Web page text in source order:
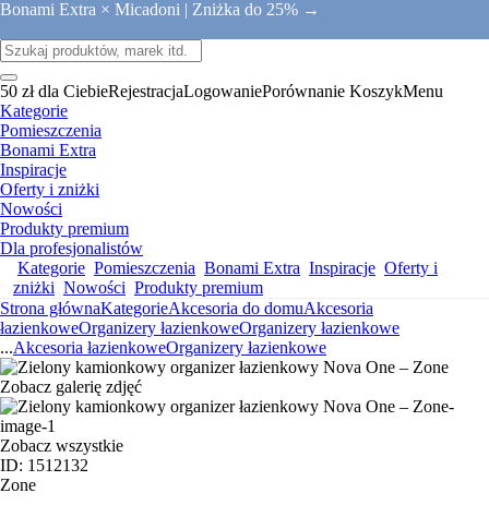
Bonami Extra × Micadoni | Zniżka do 25% →
50 zł dla CiebieRejestracjaLogowaniePorównanie KoszykMenu
Kategorie
Pomieszczenia
Bonami Extra
Inspiracje
Oferty i zniżki
Nowości
Produkty premium
Dla profesjonalistów
Kategorie Pomieszczenia Bonami Extra Inspiracje Oferty i
zniżki Nowości Produkty premium
Strona głównaKategorieAkcesoria do domuAkcesoria
łazienkoweOrganizery łazienkoweOrganizery łazienkowe
...Akcesoria łazienkoweOrganizery łazienkowe
Zobacz galerię zdjęć
Zobacz wszystkie
ID: 1512132
Zone